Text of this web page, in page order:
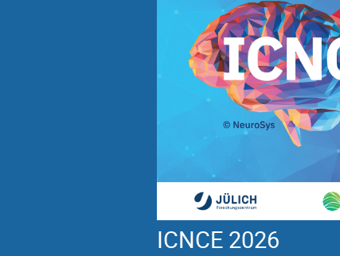
ICNCE 2026